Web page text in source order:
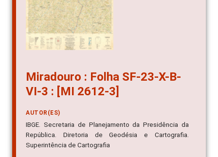
Miradouro : Folha SF-23-X-B-
VI-3 : [MI 2612-3]
AUTOR(ES)
IBGE. Secretaria de Planejamento da Presidência da
República. Diretoria de Geodésia e Cartografia.
Superintência de Cartografia